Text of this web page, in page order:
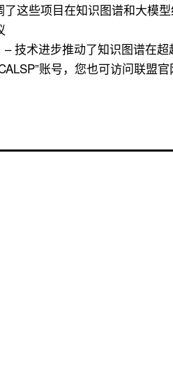
这些项目在知识图谱和大模
术进步推动了知识图谱在超
账号，您也可访问联盟官